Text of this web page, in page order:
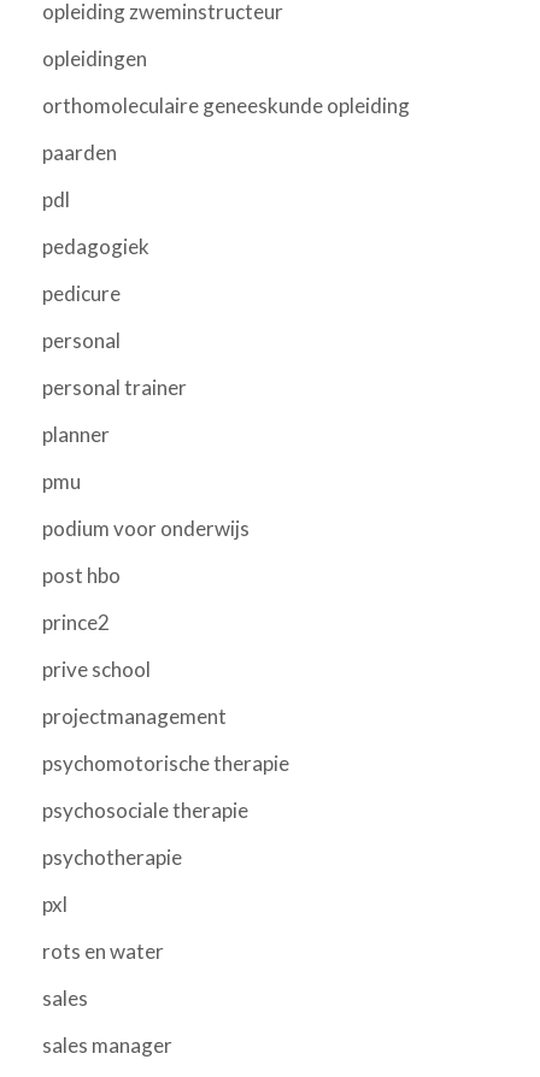
opleiding zweminstructeur
opleidingen
orthomoleculaire geneeskunde opleiding
paarden
pdl
pedagogiek
pedicure
personal
personal trainer
planner
pmu
podium voor onderwijs
post hbo
prince2
prive school
projectmanagement
psychomotorische therapie
psychosociale therapie
psychotherapie
pxl
rots en water
sales
sales manager